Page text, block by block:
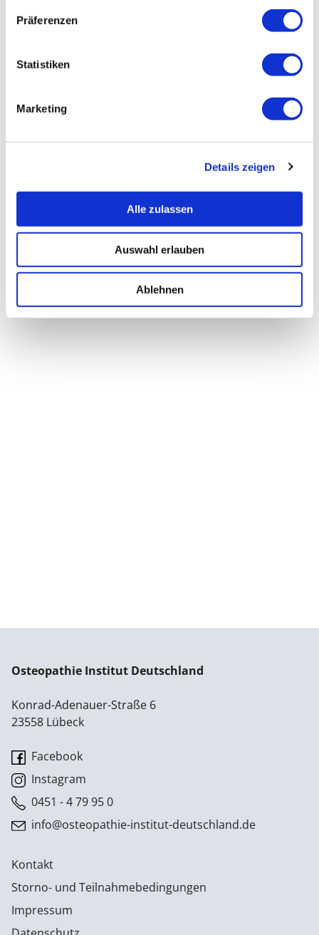
Präferenzen
Statistiken
Marketing
Details zeigen
Alle zulassen
Auswahl erlauben
Ablehnen
Osteopathie Institut Deutschland
Konrad-Adenauer-Straße 6
23558 Lübeck
Facebook
Instagram
0451 - 4 79 95 0
info@osteopathie-institut-deutschland.de
Kontakt
Storno- und Teilnahmebedingungen
Impressum